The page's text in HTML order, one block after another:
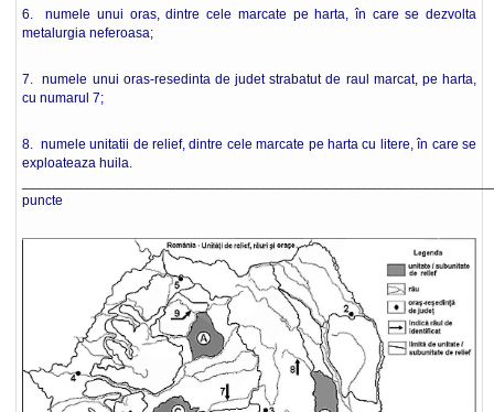
6. numele unui oras, dintre cele marcate pe harta, în care se dezvolta
metalurgia neferoasa;
7. numele unui oras-resedinta de judet strabatut de raul marcat, pe harta,
cu numarul 7;
8. numele unitatii de relief, dintre cele marcate pe harta cu litere, în care se
exploateaza huila.
puncte